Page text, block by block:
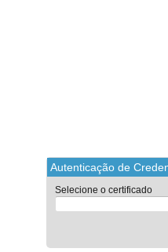
Autenticação de
Selecione o certificado